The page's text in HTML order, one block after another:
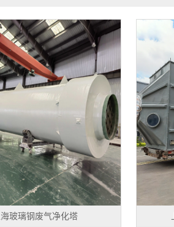
海玻璃钢废气净化塔